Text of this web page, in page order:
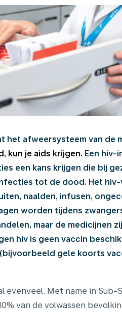
het afweersysteem van de
kun je aids krijgen. Een hiv-
een kans krijgen die bij
tot de dood. Het
naalden, infusen,
worden tijdens
maar de medicijnen
hiv is geen vaccin
gele koorts
Met name in Sub-
van de volwassen